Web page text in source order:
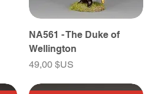
NA561 - The Duke of
Wellington
Prix
49,00 $US